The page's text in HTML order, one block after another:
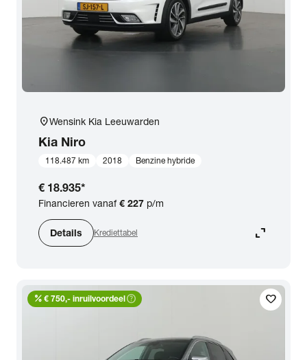
location_onWensink Kia Leeuwarden
Kia Niro
118.487 km 2018 Benzine hybride
€ 18.935*
Financieren vanaf€ 227 p/m
Details Krediettabel expand_content
favorite
percent € 750,- inruilvoordeelhelp_outline